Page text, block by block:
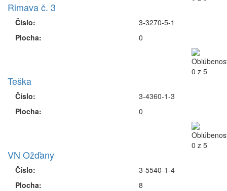
Rimava č. 3
Číslo:
Plocha:
3-3270-5-1
0
Teška
Číslo:
Plocha:
3-4360-1-3
0
VN Ožďany
Číslo:
Plocha:
3-5540-1-4
8